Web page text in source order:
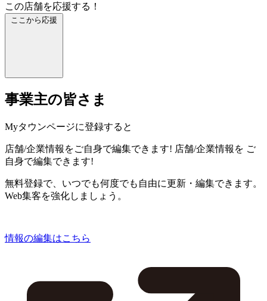
この店舗を応援する！
ここから応援
事業主の皆さま
Myタウンページに登録すると
店舗/企業情報をご自身で編集できます! 店舗/企業情報を ご
自身で編集できます!
無料登録で、いつでも何度でも自由に更新・編集できます。
Web集客を強化しましょう。
情報の編集はこちら